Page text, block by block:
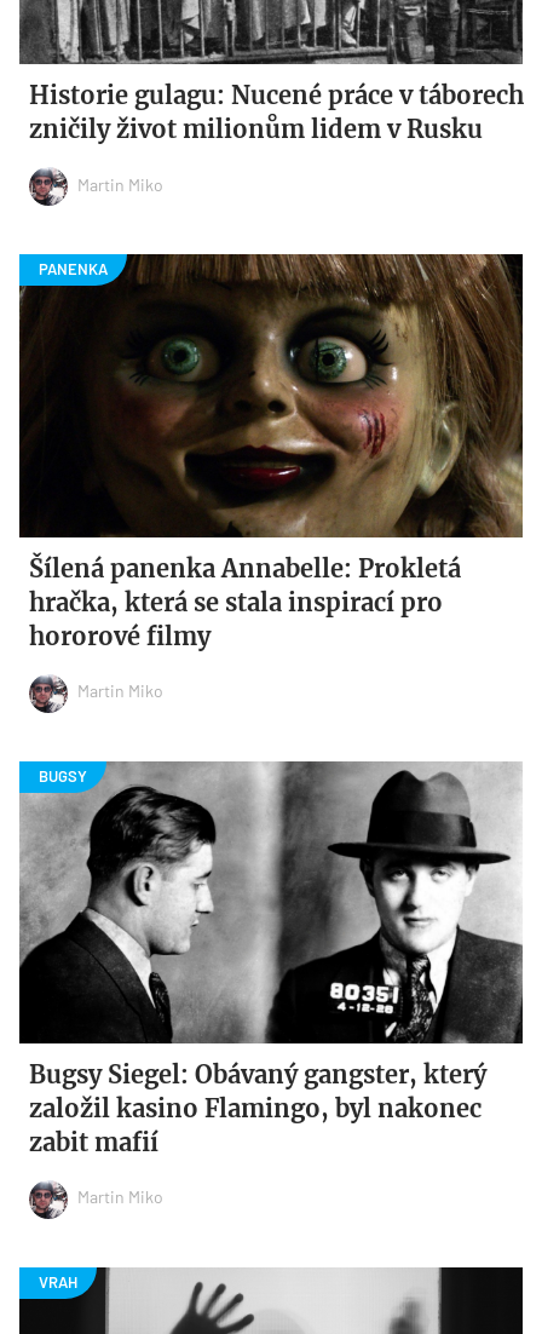
Historie gulagu: Nucené práce v táborech
zničily život milionům lidem v Rusku
Martin Miko
Šílená panenka Annabelle: Prokletá
hračka, která se stala inspirací pro
hororové filmy
Martin Miko
Bugsy Siegel: Obávaný gangster, který
založil kasino Flamingo, byl nakonec
zabit mafií
Martin Miko